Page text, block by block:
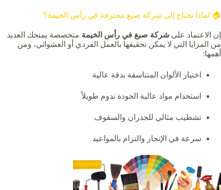
🏠 لماذا تحتاج إلى شركة صبغ محترفة في رأس الخيمة؟
إن الاعتماد على شركة صبغ في رأس الخيمة متخصصة يمنحك العديد
من المزايا التي لا يمكن تحقيقها بالعمل الفردي أو العشوائي، ومن
أهمها:
اختيار الألوان المتناسقة بدقة عالية
استخدام مواد عالية الجودة تدوم طويلاً
تشطيب مثالي للجدران والسقوف
سرعة في الإنجاز والتزام بالمواعيد